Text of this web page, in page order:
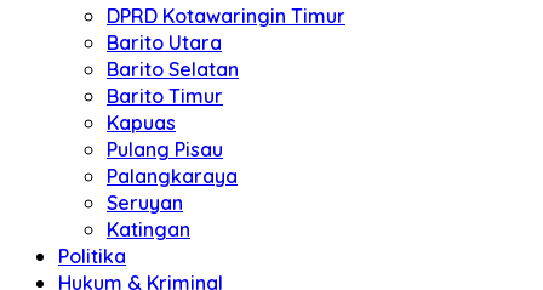
DPRD Kotawaringin Timur
Barito Utara
Barito Selatan
Barito Timur
Kapuas
Pulang Pisau
Palangkaraya
Seruyan
Katingan
Politika
Hukum & Kriminal